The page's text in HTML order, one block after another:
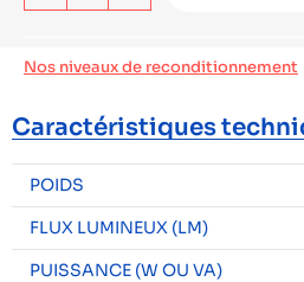
Nos niveaux de reconditionnement
Caractéristiques
POIDS
FLUX LUMINEUX (LM)
PUISSANCE (W OU VA)